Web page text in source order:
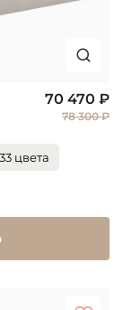
70 470 ₽
78 300 ₽
цвета